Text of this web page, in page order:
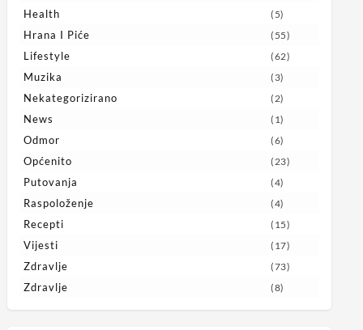
Health (5)
Hrana I Piće (55)
Lifestyle (62)
Muzika (3)
Nekategorizirano (2)
News (1)
Odmor (6)
Općenito (23)
Putovanja (4)
Raspoloženje (4)
Recepti (15)
Vijesti (17)
Zdravlje (73)
Zdravlje (8)